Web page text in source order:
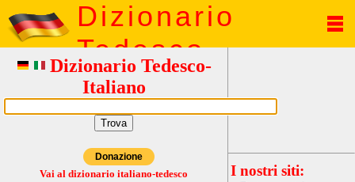
Dizionario
Tedesco
Dizionario Tedesco-
Italiano
Donazione
Vai al dizionario italiano-tedesco I nostri siti: